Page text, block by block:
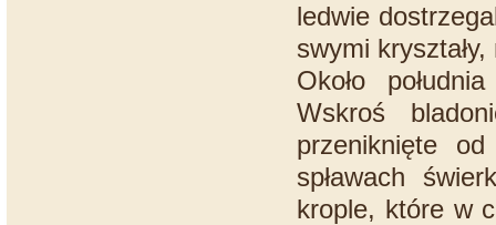
ledwie
swymi kryształy,
Około
Wskroś
przeniknięte
spławach
krople, które w